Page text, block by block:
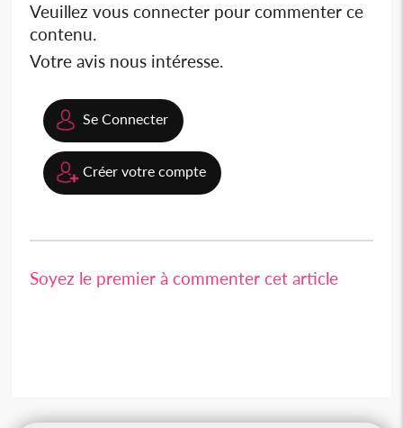
Veuillez vous connecter pour commenter ce
contenu.
Votre avis nous intéresse.
Se Connecter
Créer votre compte
Soyez le premier à commenter cet article